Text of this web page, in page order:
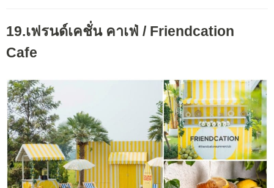
19.เฟรนด์เคชั่น คาเฟ่ / Friendcation
Cafe